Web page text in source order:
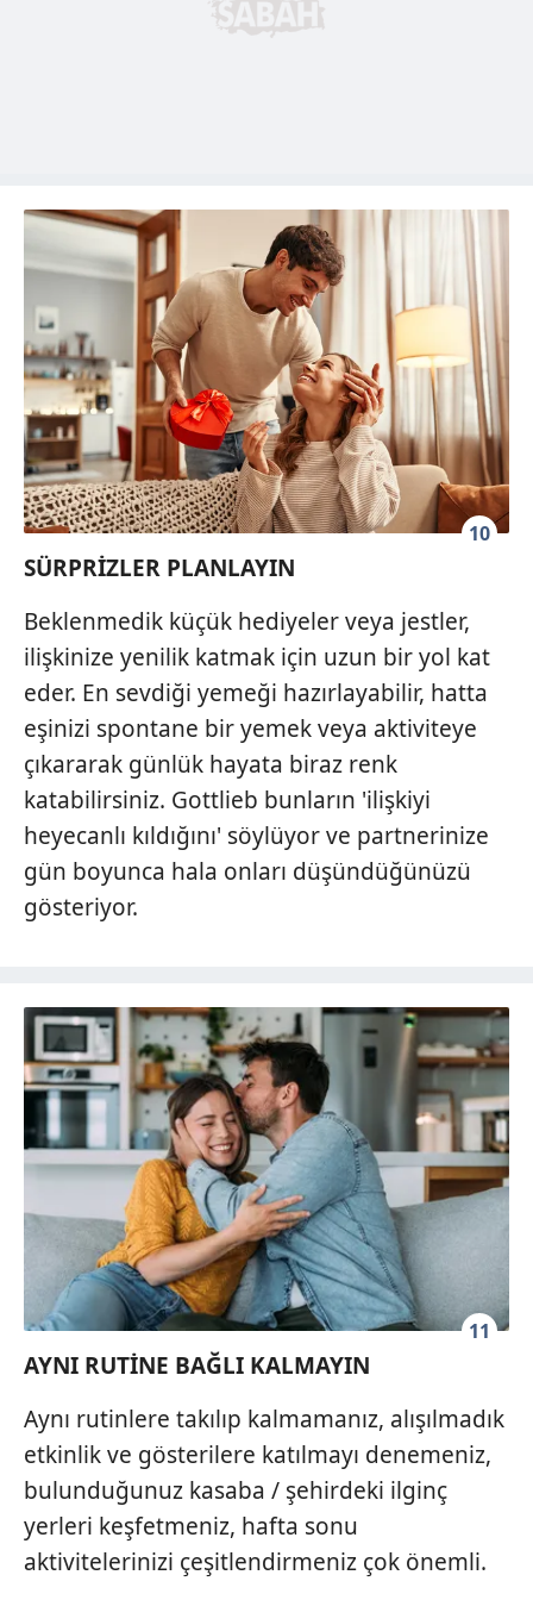
10
SÜRPRİZLER PLANLAYIN
Beklenmedik küçük hediyeler veya jestler,
ilişkinize yenilik katmak için uzun bir yol kat
eder. En sevdiği yemeği hazırlayabilir, hatta
eşinizi spontane bir yemek veya aktiviteye
çıkararak günlük hayata biraz renk
katabilirsiniz. Gottlieb bunların 'ilişkiyi
heyecanlı kıldığını' söylüyor ve partnerinize
gün boyunca hala onları düşündüğünüzü
gösteriyor.
11
AYNI RUTİNE BAĞLI KALMAYIN
Aynı rutinlere takılıp kalmamanız, alışılmadık
etkinlik ve gösterilere katılmayı denemeniz,
bulunduğunuz kasaba / şehirdeki ilginç
yerleri keşfetmeniz, hafta sonu
aktivitelerinizi çeşitlendirmeniz çok önemli.